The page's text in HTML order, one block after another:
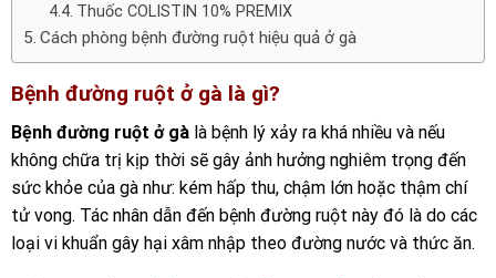
Thuốc COLISTIN 10% PREMIX
Cách phòng bệnh đường ruột hiệu quả ở gà
Bệnh đường ruột ở gà là gì?
Bệnh đường ruột ở gà là bệnh lý xảy ra khá nhiều và nếu
không chữa trị kịp thời sẽ gây ảnh hưởng nghiêm trọng đến
sức khỏe của gà như: kém hấp thu, chậm lớn hoặc thậm chí
tử vong. Tác nhân dẫn đến bệnh đường ruột này đó là do các
loại vi khuẩn gây hại xâm nhập theo đường nước và thức ăn.